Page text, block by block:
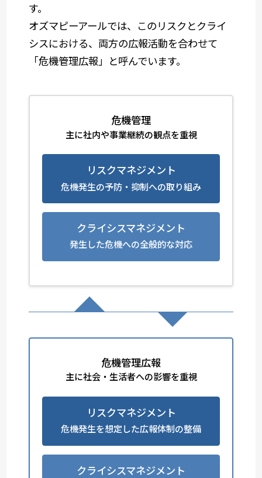
す。
オズマピーアールでは、このリスクとクライ
シスにおける、両方の広報活動を合わせて
「危機管理広報」と呼んでいます。
危機管理
主に社内や事業継続の観点を重視
リスクマネジメント
危機発生の予防・抑制への取り組み
クライシスマネジメント
発生した危機への全般的な対応
危機管理広報
主に社会・生活者への影響を重視
リスクマネジメント
危機発生を想定した広報体制の整備
クライシスマネジメント